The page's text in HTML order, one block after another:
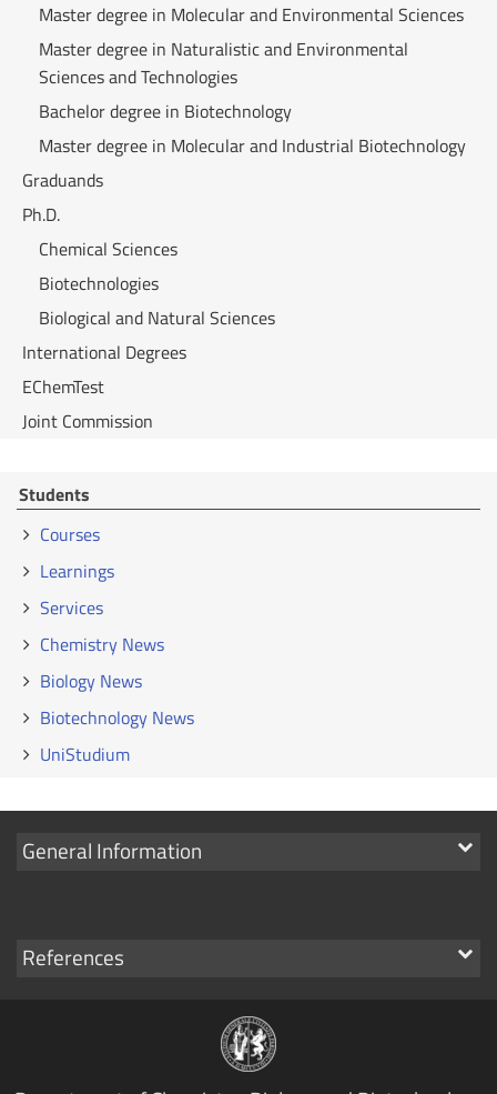
Master degree in Molecular and Environmental Sciences
Master degree in Naturalistic and Environmental
Sciences and Technologies
Bachelor degree in Biotechnology
Master degree in Molecular and Industrial Biotechnology
Graduands
Ph.D.
Chemical Sciences
Biotechnologies
Biological and Natural Sciences
International Degrees
EChemTest
Joint Commission
Students
Courses
Learnings
Services
Chemistry News
Biology News
Biotechnology News
UniStudium
Show
General Information
Show
References